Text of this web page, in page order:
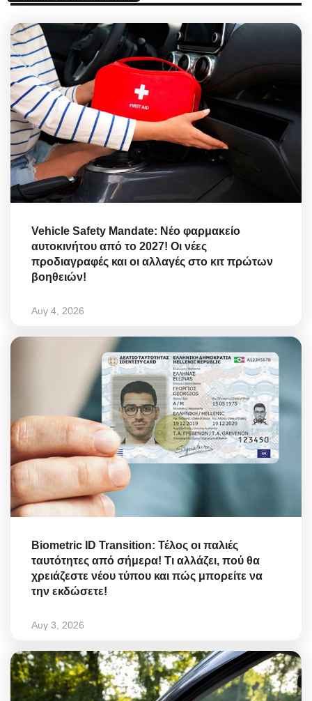
Vehicle Safety Mandate: Νέο φαρμακείο
αυτοκινήτου από το 2027! Οι νέες
προδιαγραφές και οι αλλαγές στο κιτ πρώτων
βοηθειών!
Αυγ 4, 2026
Biometric ID Transition: Τέλος οι παλιές
ταυτότητες από σήμερα! Τι αλλάζει, πού θα
χρειάζεστε νέου τύπου και πώς μπορείτε να
την εκδώσετε!
Αυγ 3, 2026